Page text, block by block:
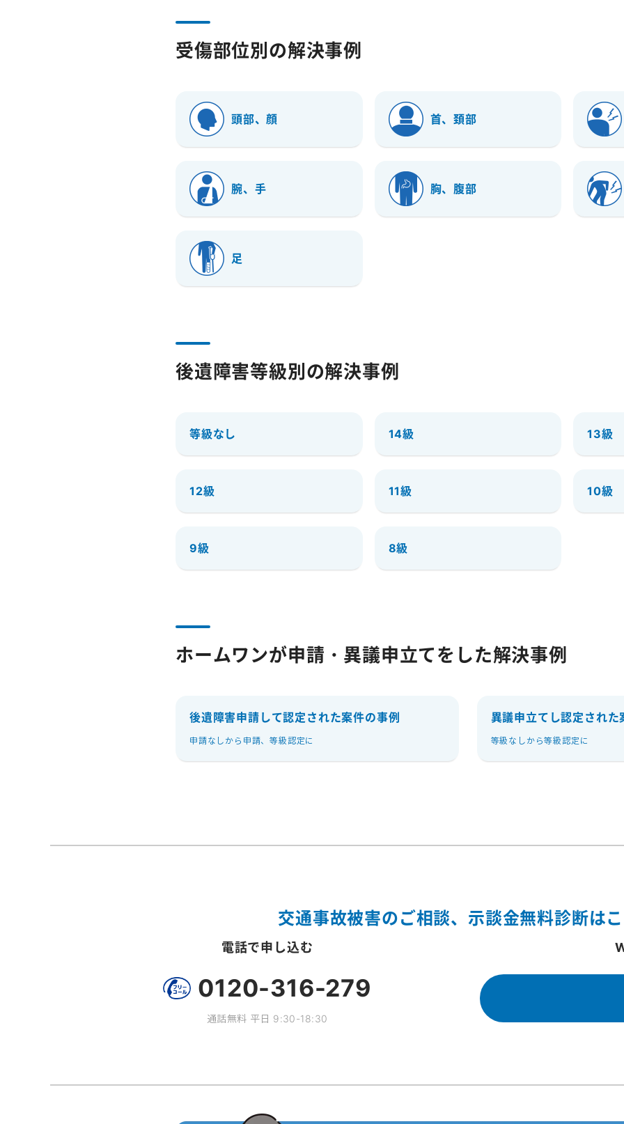
受傷部位別の解決事例
頭部、顔 首、頚部
腕、手 胸、腹部
足
後遺障害等級別の解決事例
等級なし 14級 13級
12級 11級 10級
9級 8級
ホームワンが申請・異議申立てをした解決事例
後遺障害申請して認定された案件の事例
申請なしから申請、等級認定に
異議申立てし認定された
等級なしから等級認定に
交通事故被害のご相談、示談金無料診断は
電話で申し込む
0120-316-279
通話無料 平日 9:30-18:30